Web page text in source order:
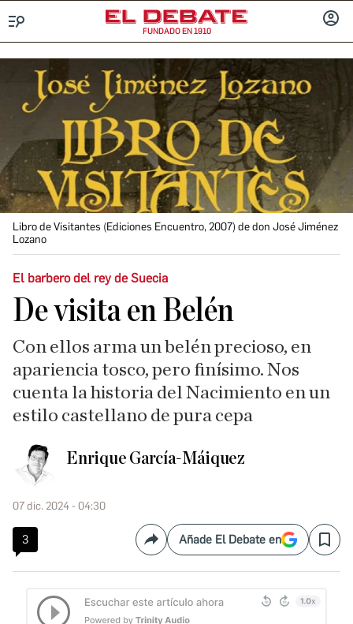
FUNDADO EN 1910
Libro de Visitantes (Ediciones Encuentro, 2007) de don José Jiménez
Lozano
El barbero del rey de Suecia
De visita en Belén
Con ellos arma un belén precioso, en
apariencia tosco, pero finísimo. Nos
cuenta la historia del Nacimiento en un
estilo castellano de pura cepa
Enrique García-Máiquez
07 dic. 2024 - 04:30
3 CompartirAñade El Debate en Save